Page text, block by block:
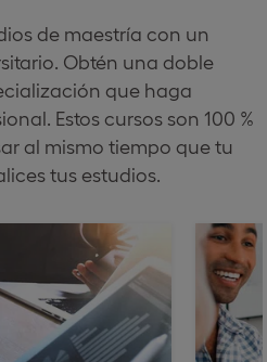
de maestría con un
Obtén una doble
que haga
Estos cursos son 100 %
al mismo tiempo que tu
tus estudios.